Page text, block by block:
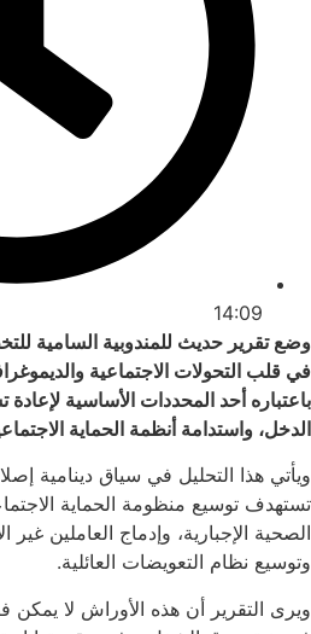
14:09
وضع تقرير حديث للمندوبية السامية
في قلب التحولات الاجتماعية
باعتباره أحد المحددات الأساسية
الدخل، واستدامة أنظمة الحماية
تستهدف توسيع منظومة الحماية
الصحية الإجبارية، وإدماج العاملين غير
وتوسيع نظام التعويضات العائلية.
ويرى التقرير أن هذه الأوراش لا يمكن